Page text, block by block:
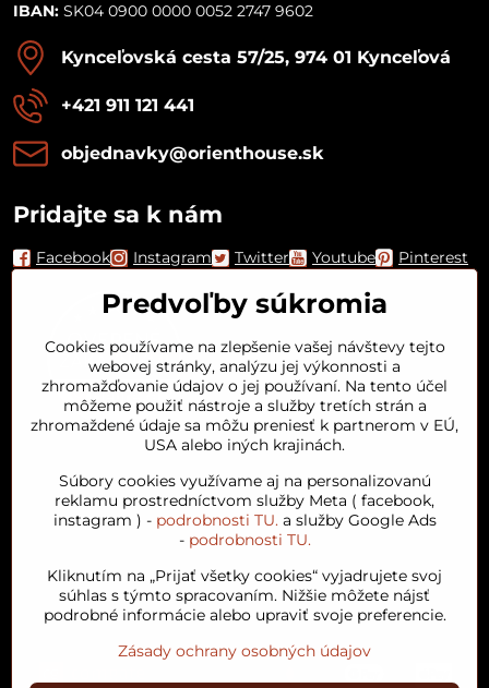
IBAN: SK04 0900 0000 0052 2747 9602
Kynceľovská cesta 57/25, 974 01 Kynceľová
+421 911 121 441
objednavky​@orienthouse​.sk
Pridajte sa k nám
Facebook Instagram Twitter Youtube Pinterest
Orient House
Arganový olej
Obľúbené kategórie
Predvoľby súkromia
Cookies používame na zlepšenie vašej návštevy tejto
webovej stránky, analýzu jej výkonnosti a
zhromažďovanie údajov o jej používaní. Na tento účel
môžeme použiť nástroje a služby tretích strán a
zhromaždené údaje sa môžu preniesť k partnerom v EÚ,
USA alebo iných krajinách.
Súbory cookies využívame aj na personalizovanú
reklamu prostredníctvom služby Meta ( facebook,
instagram ) - podrobnosti TU.a služby Google Ads
- podrobnosti TU.
Kliknutím na „Prijať všetky cookies“ vyjadrujete svoj
súhlas s týmto spracovaním. Nižšie môžete nájsť
podrobné informácie alebo upraviť svoje preferencie.
Zásady ochrany osobných údajov